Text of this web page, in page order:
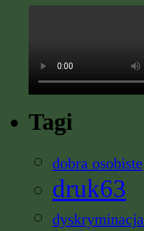
Tagi
dobra osobiste
druk63
dyskryminacja